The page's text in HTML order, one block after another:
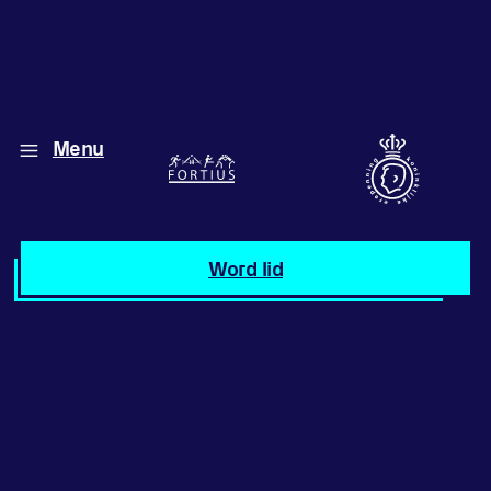
Menu
Word lid
Diverse disciplines
onder één dak